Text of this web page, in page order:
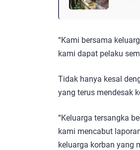
“Kami bersama
kami dapat pelaku
Tidak hanya kesal
yang terus mendesak
“Keluarga tersangka
kami mencabut
keluarga korban yang